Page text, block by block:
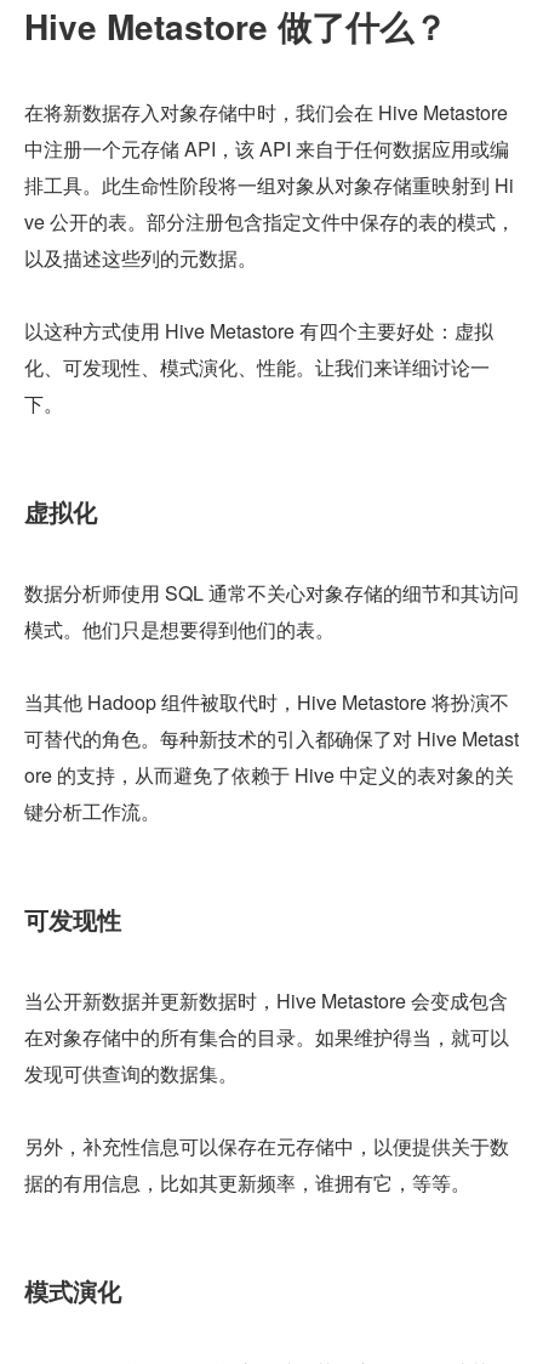
Hive Metastore 做了什么？
在将新数据存入对象存储中时，我们会在 Hive Metastore
中注册一个元存储 API，该 API 来自于任何数据应用或编
排工具。此生命性阶段将一组对象从对象存储重映射到 Hi
ve 公开的表。部分注册包含指定文件中保存的表的模式，
以及描述这些列的元数据。
以这种方式使用 Hive Metastore 有四个主要好处：虚拟
化、可发现性、模式演化、性能。让我们来详细讨论一
下。
虚拟化
数据分析师使用 SQL 通常不关心对象存储的细节和其访问
模式。他们只是想要得到他们的表。
当其他 Hadoop 组件被取代时，Hive Metastore 将扮演不
可替代的角色。每种新技术的引入都确保了对 Hive Metast
ore 的支持，从而避免了依赖于 Hive 中定义的表对象的关
键分析工作流。
可发现性
当公开新数据并更新数据时，Hive Metastore 会变成包含
在对象存储中的所有集合的目录。如果维护得当，就可以
发现可供查询的数据集。
另外，补充性信息可以保存在元存储中，以便提供关于数
据的有用信息，比如其更新频率，谁拥有它，等等。
模式演化